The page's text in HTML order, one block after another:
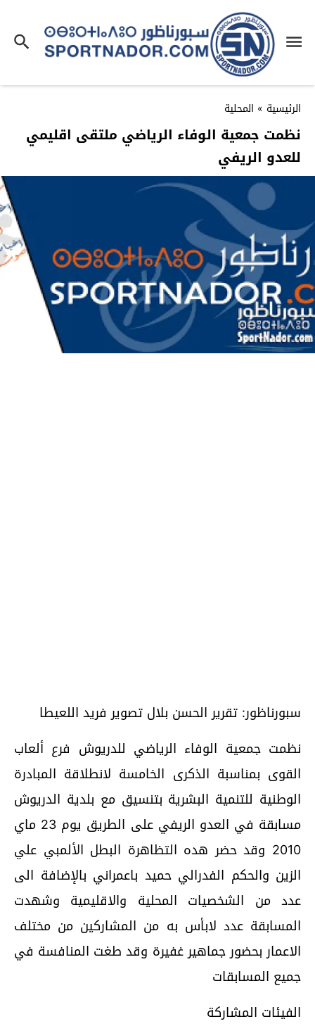
الرئيسية » المحلية
نظمت جمعية الوفاء الرياضي ملتقى اقليمي
للعدو الريفي
سبورناظور: تقرير الحسن بلال تصوير فريد اللعيطا
نظمت جمعية الوفاء الرياضي للدريوش فرع ألعاب
القوى بمناسبة الذكرى الخامسة لانطلاقة المبادرة
الوطنية للتنمية البشرية بتنسيق مع بلدية الدريوش
مسابقة في العدو الريفي على الطريق يوم
23 ماي
2010 وقد حضر هده التظاهرة البطل الألمبي علي
الزين والحكم الفدرالي حميد باعمراني بالإضافة الى
عدد من الشخصيات المحلية والاقليمية وشهدت
المسابقة عدد لابأس به من المشاركين من مختلف
الاعمار بحضور جماهير غفيرة وقد طغت المنافسة في
جميع المسابقات
الفيئات المشاركة